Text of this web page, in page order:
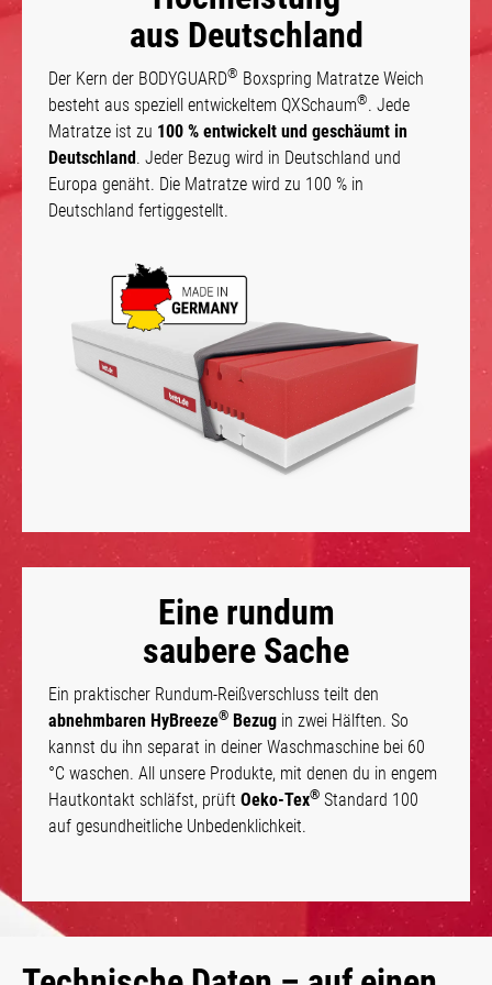
aus Deutschland
Der Kern der BODYGUARD® Boxspring Matratze Weich
besteht aus speziell entwickeltem QXSchaum®. Jede
Matratze ist zu 100 % entwickelt und geschäumt in
Deutschland. Jeder Bezug wird in Deutschland und
Europa genäht. Die Matratze wird zu 100 % in
Deutschland fertiggestellt.
Eine rundum
saubere Sache
Ein praktischer Rundum-Reißverschluss teilt den
abnehmbaren HyBreeze® Bezug in zwei Hälften. So
kannst du ihn separat in deiner Waschmaschine bei 60
°C waschen. All unsere Produkte, mit denen du in engem
Hautkontakt schläfst, prüft Oeko-Tex® Standard 100
auf gesundheitliche Unbedenklichkeit.